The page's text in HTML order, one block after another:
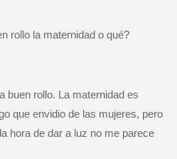
rollo la maternidad o qué?
buen rollo. La maternidad es
que envidio de las mujeres, pero
hora de dar a luz no me parece